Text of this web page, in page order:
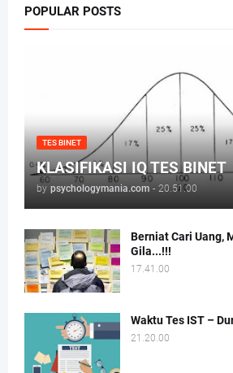
POPULAR POSTS
TES BINET
KLASIFIKASI IQ TES BINET
by psychologymania.com - 20.51.00
Berniat Cari Uang,
Gila...!!!
17.41.00
Waktu Tes IST –
21.20.00